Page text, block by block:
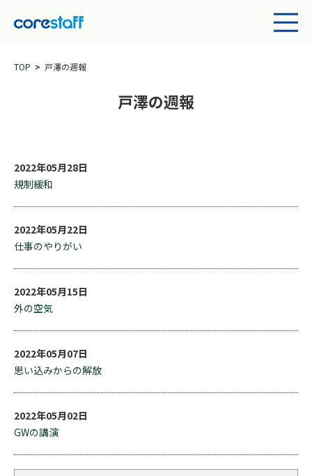
TOP 戸澤の週報
戸澤の週報
2022年05月28日
規制緩和
2022年05月22日
仕事のやりがい
2022年05月15日
外の空気
2022年05月07日
思い込みからの解放
2022年05月02日
GWの講演